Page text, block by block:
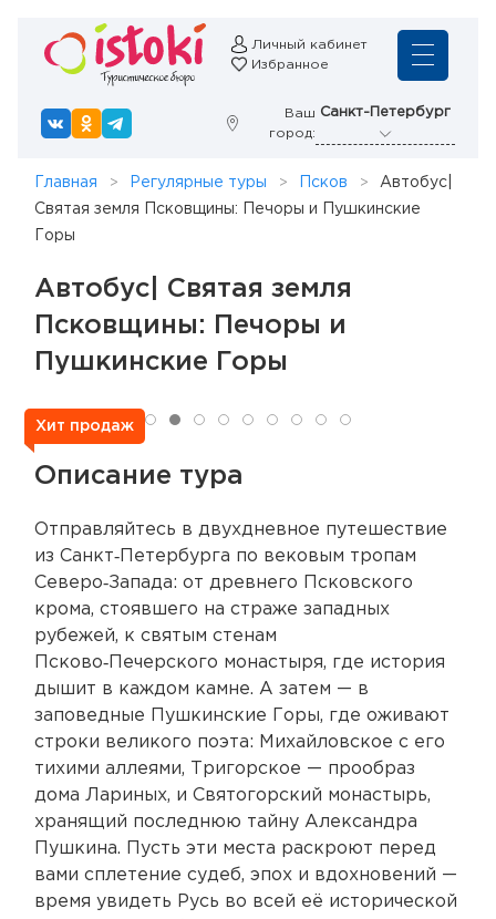
Личный кабинет
Избранное
Ваш
город:
Главная Регулярные туры Псков
Автобус|
Святая земля Псковщины: Печоры и Пушкинские
Горы
Автобус| Святая земля
Псковщины: Печоры и
Пушкинские Горы
Хит продаж
Описание тура
Отправляйтесь в двухдневное путешествие
из Санкт‑Петербурга по вековым тропам
Северо‑Запада: от древнего Псковского
крома, стоявшего на страже западных
рубежей, к святым стенам
Псково‑Печерского монастыря, где история
дышит в каждом камне. А затем — в
заповедные Пушкинские Горы, где оживают
строки великого поэта: Михайловское с его
тихими аллеями, Тригорское — прообраз
дома Лариных, и Святогорский монастырь,
хранящий последнюю тайну Александра
Пушкина. Пусть эти места раскроют перед
вами сплетение судеб, эпох и вдохновений —
время увидеть Русь во всей её исторической